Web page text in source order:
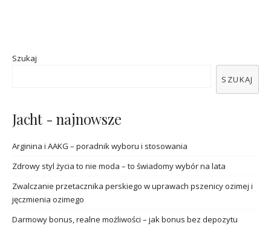
Szukaj
SZUKAJ
Jacht - najnowsze
Arginina i AAKG – poradnik wyboru i stosowania
Zdrowy styl życia to nie moda – to świadomy wybór na lata
Zwalczanie przetacznika perskiego w uprawach pszenicy ozimej i
jęczmienia ozimego
Darmowy bonus, realne możliwości – jak bonus bez depozytu